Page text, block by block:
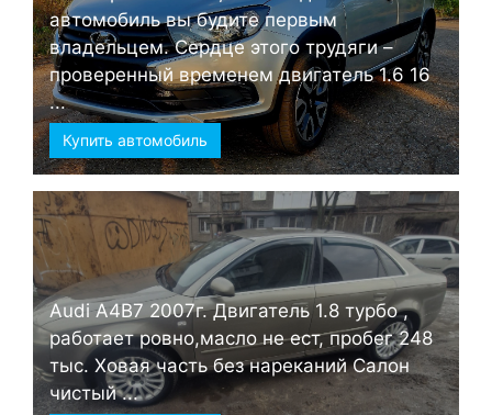
автомобиль вы будите первым
владельцем. Сердце этого трудяги –
проверенный временем двигатель 1.6 16
...
Купить автомобиль
Audi А4B7 2007г. Двигатель 1.8 турбо ,
работает ровно,масло не ест, пробег 248
тыс. Ховая часть без нареканий Салон
чистый ...